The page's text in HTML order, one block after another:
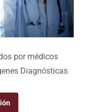
por médicos
Diagnósticas